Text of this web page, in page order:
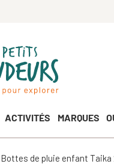
ACTIVITÉS MARQUES
Bottes de pluie enfant Taika